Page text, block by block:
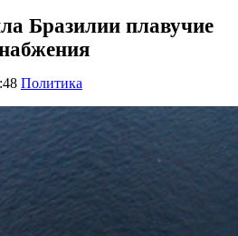
Бразилии плавучие
Политика